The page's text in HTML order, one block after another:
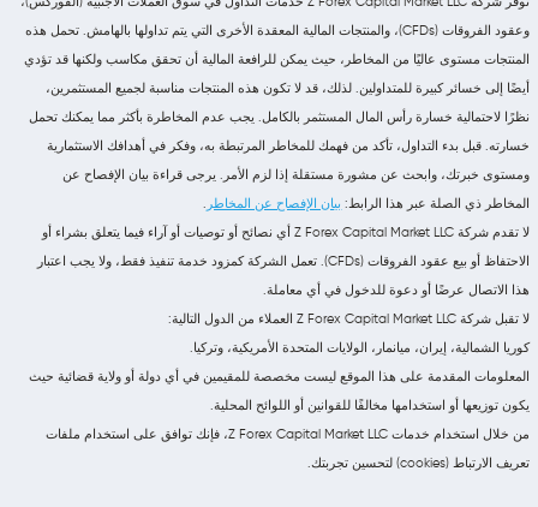
وعقود الفروقات (CFDs)، والمنتجات المالية المعقدة الأخرى التي يتم تداولها بالهامش. تحمل هذه
المنتجات مستوى عاليًا من المخاطر، حيث يمكن للرافعة المالية أن تحقق مكاسب ولكنها قد تؤدي
أيضًا إلى خسائر كبيرة للمتداولين. لذلك، قد لا تكون هذه المنتجات مناسبة لجميع المستثمرين،
نظرًا لاحتمالية خسارة رأس المال المستثمر بالكامل. يجب عدم المخاطرة بأكثر مما يمكنك تحمل
خسارته. قبل بدء التداول، تأكد من فهمك للمخاطر المرتبطة به، وفكر في أهدافك الاستثمارية
ومستوى خبرتك، وابحث عن مشورة مستقلة إذا لزم الأمر. يرجى قراءة بيان الإفصاح عن
المخاطر ذي الصلة عبر هذا الرابط: بيان الإفصاح عن المخاطر
لا تقدم شركة Z Forex Capital Market LLC أي نصائح أو توصيات أو آراء فيما يتعلق بشراء أو
الاحتفاظ أو بيع عقود الفروقات (CFDs). تعمل الشركة كمزود خدمة تنفيذ فقط، ولا يجب اعتبار
هذا الاتصال عرضًا أو دعوة للدخول في أي معاملة.
لا تقبل شركة Z Forex Capital Market LLC العملاء من الدول التالية:
كوريا الشمالية، إيران، ميانمار، الولايات المتحدة الأمريكية، وتركيا.
المعلومات المقدمة على هذا الموقع ليست مخصصة للمقيمين في أي دولة أو ولاية قضائية حيث
يكون توزيعها أو استخدامها مخالفًا للقوانين أو اللوائح المحلية.
من خلال استخدام خدمات Z Forex Capital Market LLC، فإنك توافق على استخدام ملفات
تعريف الارتباط (cookies) لتحسين تجربتك.